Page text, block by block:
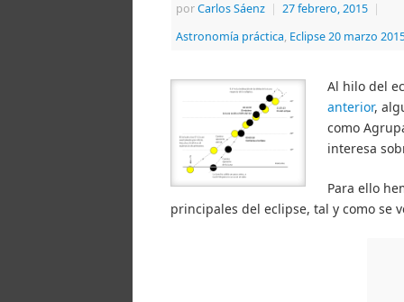
porCarlos Sáenz | 27 febrero, 2015 |
Astronomía práctica, Eclipse 20 marzo
Al hilo del
anterior,
como
interesa
Para ello
principales del eclipse, tal y como se